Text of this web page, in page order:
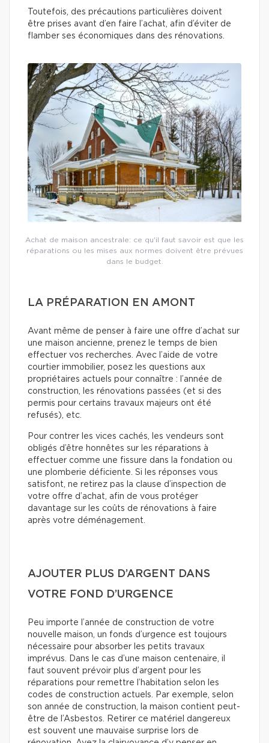
Toutefois, des précautions particulières doivent
être prises avant d’en faire l’achat, afin d’éviter de
flamber ses économiques dans des rénovations.
Achat de maison ancestrale: ce qu'il faut savoir est que les
réparations ou les mises aux normes doivent être prévues
dans le budget.
LA PRÉPARATION EN AMONT
Avant même de penser à faire une offre d’achat sur
une maison ancienne, prenez le temps de bien
effectuer vos recherches. Avec l’aide de votre
courtier immobilier, posez les questions aux
propriétaires actuels pour connaître : l’année de
construction, les rénovations passées (et si des
permis pour certains travaux majeurs ont été
refusés), etc.
Pour contrer les vices cachés, les vendeurs sont
obligés d’être honnêtes sur les réparations à
effectuer comme une fissure dans la fondation ou
une plomberie déficiente. Si les réponses vous
satisfont, ne retirez pas la clause d’inspection de
votre offre d’achat, afin de vous protéger
davantage sur les coûts de rénovations à faire
après votre déménagement.
AJOUTER PLUS D’ARGENT DANS
VOTRE FOND D’URGENCE
Peu importe l’année de construction de votre
nouvelle maison, un fonds d’urgence est toujours
nécessaire pour absorber les petits travaux
imprévus. Dans le cas d’une maison centenaire, il
faut souvent prévoir plus d’argent pour les
réparations pour remettre l’habitation selon les
codes de construction actuels. Par exemple, selon
son année de construction, la maison contient peut-
être de l’Asbestos. Retirer ce matériel dangereux
est souvent une mauvaise surprise lors de